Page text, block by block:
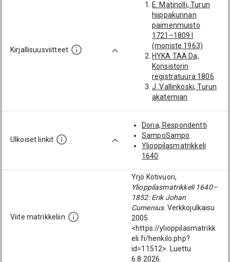
Mellin, Karl Johan
(1776-1817): [Porin
rykmentti]
Tollet, Karl Gustaf
(1788-1857): [Porin
rykmentti]
Cumén, Karl Fredrik
(1788-1864):
[Huittinen; Suomen
jääkärirykmentti]
Kirjallisuusviitteet
E. Matinolli, Turun
hiippakunnan
paimenmuisto
1721–1809 I
(moniste 1963)
HYKA TAA Da,
Konsistorin
registratuura 1806
J. Vallinkoski, Turun
akatemian
(1962–66)
K. Jäntere, Porin
triviaalikoulun
oppilasluettelot...
SSJ 2 (1926)
O. I. Colliander,
Suomen kirkon
paimenmuisto I A–
E. SKHST 8:2 (1918)
Förteckning öfver
Filosofie-Magistrar...
(1882)
Ulkoiset linkit
Doria, Respondentti
SampoSampo
Ylioppilasmatrikkeli
1640
Viite matrikkeliin
Yrjö Kotivuori,
Ylioppilasmatrikkeli 1640–
1852: Erik Johan
Cumenius. Verkkojulkaisu
2005
<https://ylioppilasmatrikk
eli.fi/henkilo.php?
id=11512>. Luettu
6.8.2026.